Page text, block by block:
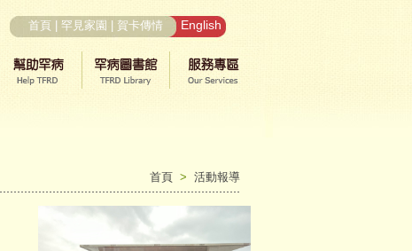
首頁 罕見家園 賀卡傳情 English
首頁 > 活動報導